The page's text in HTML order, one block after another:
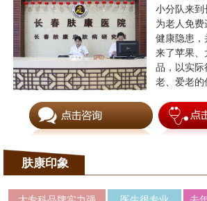
小分队来到
为老人免
健康隐患，
来了苹果、
品，以实际
老、爱老的
肤康印象